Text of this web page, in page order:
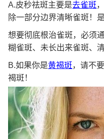
A.皮秒祛斑主要是去雀斑
除一部分边界清晰雀斑！
想要彻底根治雀斑，必须
糊雀斑、未长出来雀斑、
B.如果你是黄褐斑，请不
褐斑！